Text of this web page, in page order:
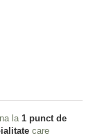
la 1 punct de
care